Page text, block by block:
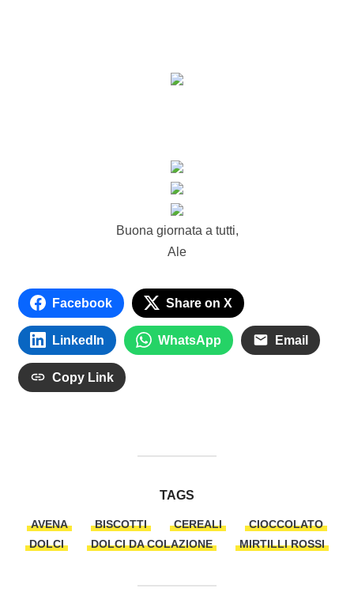
Buona giornata a tutti,
Ale
Facebook Share on X
LinkedIn WhatsApp Email
Copy Link
TAGS
AVENA BISCOTTI CEREALI
CIOCCOLATO
DOLCI
DOLCI DA COLAZIONE MIRTILLI ROSSI